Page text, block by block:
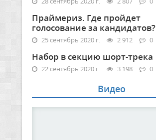
Праймериз. Где пройдет
голосование за кандидатов?
25 сентябрь 2020 г. 2 912 0
Набор в секцию шорт-трека
22 сентябрь 2020 г. 3 198 0
Видео